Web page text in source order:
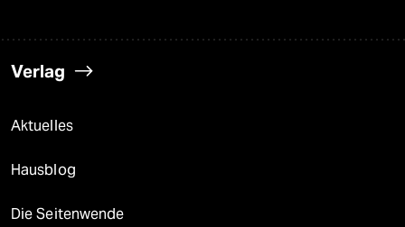
Verlag
Aktuelles
Hausblog
Die Seitenwende